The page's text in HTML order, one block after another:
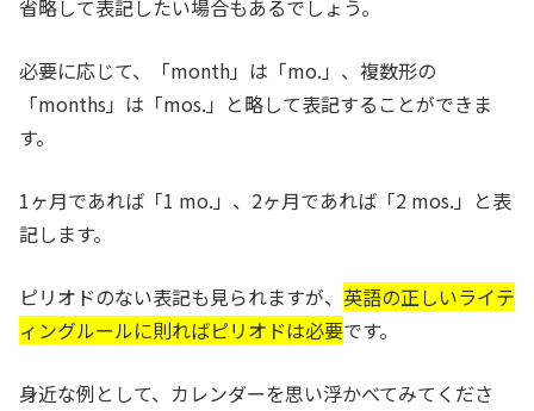
省略して表記したい場合もあるでしょう。
必要に応じて、「month」は「mo.」、複数形の
「months」は「mos.」と略して表記することができま
す。
1ヶ月であれば「1 mo.」、2ヶ月であれば「2 mos.」と表
記します。
ピリオドのない表記も見られますが、 英語の正しいライテ
ィングルールに則ればピリオドは必要です。
身近な例として、カレンダーを思い浮かべてみてくださ